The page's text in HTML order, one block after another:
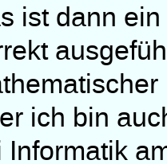
ist dann
ich bin
Informatik